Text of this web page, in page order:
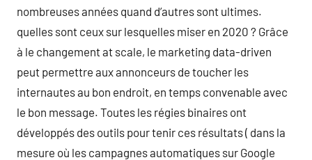
nombreuses années quand d’autres sont ultimes.
quelles sont ceux sur lesquelles miser en 2020 ? Grâce
à le changement at scale, le marketing data-driven
peut permettre aux annonceurs de toucher les
internautes au bon endroit, en temps convenable avec
le bon message. Toutes les régies binaires ont
développés des outils pour tenir ces résultats ( dans la
mesure où les campagnes automatiques sur Google